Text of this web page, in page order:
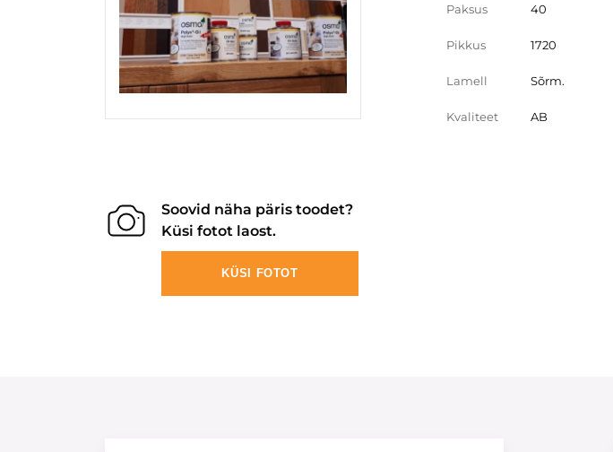
Paksus 40
Pikkus 1720
Lamell Sõrm.
Kvaliteet AB
Soovid näha päris toodet?
Küsi fotot laost.
KÜSI FOTOT